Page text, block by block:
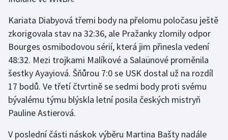
Sportovní střelba
Stolní tenis
Triatlon
Veslování
Vodní slalom
Kariata Diabyová třemi body na přelomu poločasu ještě
zkorigovala stav na 32:36, ale Pražanky zlomily odpor
Bourges osmibodovou sérií, která jim přinesla vedení
48:32. Mezi trojkami Malíkové a Salaünové proměnila
šestky Ayayiová. Šňůrou 7:0 se USK dostal už na rozdíl
17 bodů. Ve třetí čtvrtině se sedmi body proti svému
bývalému týmu blýskla letní posila českých mistryň
Pauline Astierová.
V poslední části náskok výběru Martina Bašty nadále